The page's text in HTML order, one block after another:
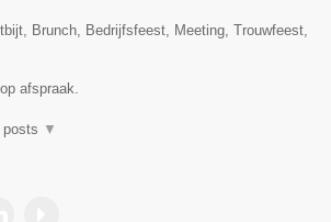
Brunch, Bedrijfsfeest, Meeting, Trouwfeest,
afspraak.
posts ▼